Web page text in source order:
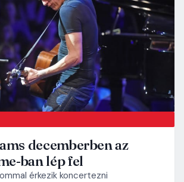
decemberben az
ban lép fel
érkezik koncertezni